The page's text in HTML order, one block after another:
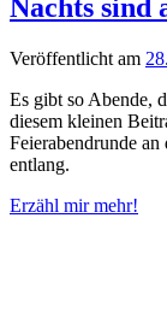
Nachts sind
Veröffentlicht am
Es gibt so Abende,
diesem kleinen
Feierabendrunde
entlang.
Erzähl mir mehr!